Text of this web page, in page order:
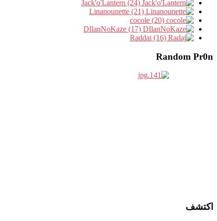
Random Pr0n
اكتشف